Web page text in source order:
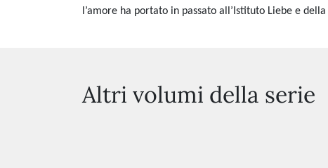
l’amore ha portato in passato all’Istituto Liebe e
Altri volumi della serie